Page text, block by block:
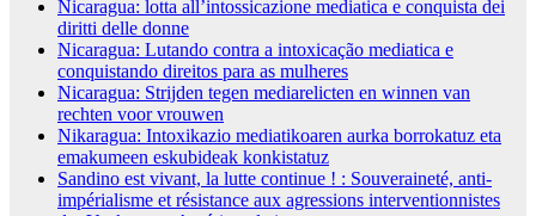
Nicaragua: lotta all’intossicazione mediatica e conquista dei
diritti delle donne
Nicaragua: Lutando contra a intoxicação mediatica e
conquistando direitos para as mulheres
Nicaragua: Strijden tegen mediarelicten en winnen van
rechten voor vrouwen
Nikaragua: Intoxikazio mediatikoaren aurka borrokatuz eta
emakumeen eskubideak konkistatuz
Sandino est vivant, la lutte continue ! : Souveraineté, anti-
impérialisme et résistance aux agressions interventionnistes